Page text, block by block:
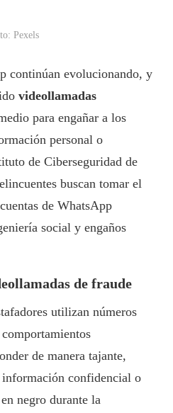
Pexels
continúan evolucionando, y
videollamadas
para engañar a los
personal o
de Ciberseguridad de
buscan tomar el
de WhatsApp
social y engaños
de fraude
utilizan números
de manera tajante,
información confidencial o
negro durante la